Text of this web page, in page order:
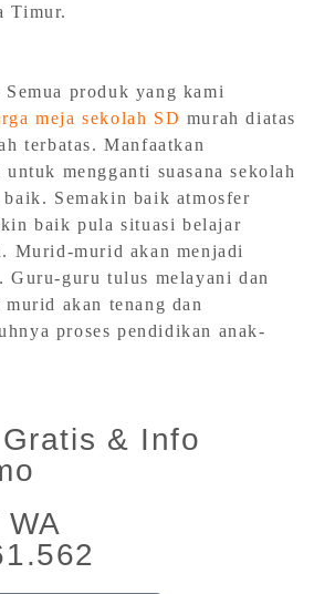
Timur.
produk yang kami
meja sekolah SD murah diatas
terbatas. Manfaatkan
mengganti suasana sekolah
Semakin baik atmosfer
baik pula situasi belajar
Murid-murid akan menjadi
Guru-guru tulus melayani dan
akan tenang dan
proses pendidikan anak-
& Info